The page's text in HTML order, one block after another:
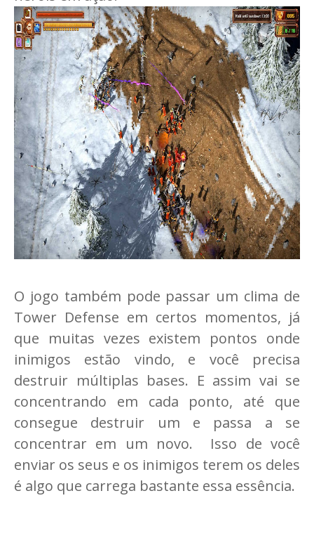
O jogo também pode passar um clima de
Tower Defense em certos momentos, já
que muitas vezes existem pontos onde
inimigos estão vindo, e você precisa
destruir múltiplas bases. E assim vai se
concentrando em cada ponto, até que
consegue destruir um e passa a se
concentrar em um novo. Isso de você
enviar os seus e os inimigos terem os deles
é algo que carrega bastante essa essência.